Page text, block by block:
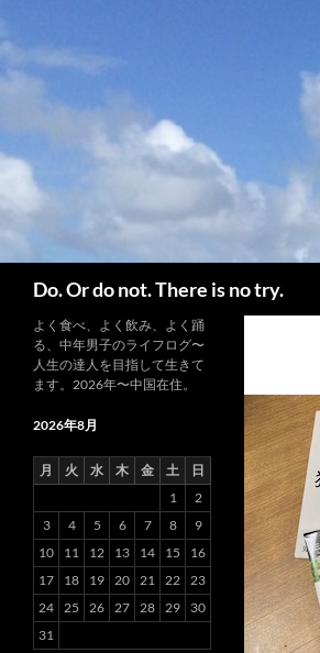
ン
Do. Or do not. There is no try.
よく食べ、よく飲み、よく踊
る、中年男子のライフログ〜
人生の達人を目指して生きて
ます。2026年〜中国在住。
2026年8月
月 火 水 木 金 土
日
1
2
3
4 5 6 7 8
9
10
11 12 13 14 15
16
17
18 19 20 21 22 23
24 25 26 27 28 29
30
31